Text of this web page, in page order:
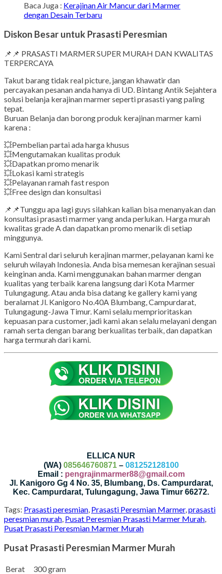
Baca Juga : Kerajinan Air Mancur dari Marmer
dengan Desain Terbaru
Diskon Besar untuk Prasasti Peresmian
📌📌 PRASASTI MARMER SUPER MURAH DAN KWALITAS
TERPERCAYA
Takut barang tidak real picture, jangan khawatir dan
percayakan pesanan anda hanya di UD. Bintang Antik Sejahtera
solusi belanja kerajinan marmer seperti prasasti yang paling
tepat.
Buruan Belanja dan borong produk kerajinan marmer kami
karena :
💥Pembelian partai ada harga khusus
💥Mengutamakan kualitas produk
💥Dapatkan promo menarik
💥Lokasi kami strategis
💥Pelayanan ramah fast respon
💥Free design dan konsultasi
📌📌Tunggu apa lagi guys silahkan kalian bisa menanyakan dan
konsultasi prasasti marmer yang anda perlukan. Harga murah
kwalitas grade A dan dapatkan promo menarik di setiap
minggunya.
Kami Sentral dari seluruh kerajinan marmer, pelayanan kami ke
seluruh wilayah Indonesia. Anda bisa memesan kerajinan sesuai
keinginan anda. Kami menggunakan bahan marmer dengan
kualitas yang terbaik karena langsung dari Kota Marmer
Tulungagung. Atau anda bisa datang ke gallery kami yang
beralamat Jl. Kanigoro No.40A Blumbang, Campurdarat,
Tulungagung-Jawa Timur. Kami selalu memprioritaskan
kepuasan para customer, jadi kami akan selalu melayani dengan
ramah serta dengan barang berkualitas terbaik, dan dapatkan
harga termurah dari kami.
ELLICA NUR
(WA) 085646760871– 081252128100
Email : pengrajinmarmer88@gmail.com
Jl. Kanigoro Gg 4 No. 35, Blumbang, Ds. Campurdarat,
Kec. Campurdarat, Tulungagung, Jawa Timur 66272.
Tags: Prasasti peresmian, Prasasti Peresmian Marmer,prasasti
peresmian murah, Pusat Peresmian Prasasti Marmer Murah,
Pusat Prasasti Peresmian Marmer Murah
Pusat Prasasti Peresmian Marmer Murah
Berat
300 gram